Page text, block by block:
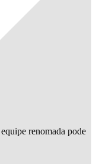
renomada pode